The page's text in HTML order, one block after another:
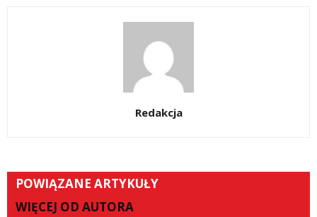
Redakcja
POWIĄZANE ARTYKUŁY
WIĘCEJ OD AUTORA